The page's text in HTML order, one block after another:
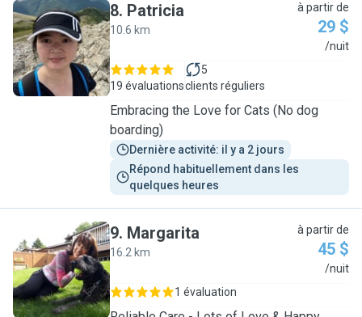
P
8. Patricia
10.6 km
à partir de
29 $
/nuit
19 évaluations
5
clients réguliers
Embracing the Love for Cats (No dog
boarding)
Dernière activité: il y a 2 jours
Répond habituellement dans les
quelques heures
M
9. Margarita
16.2 km
à partir de
45 $
/nuit
1 évaluation